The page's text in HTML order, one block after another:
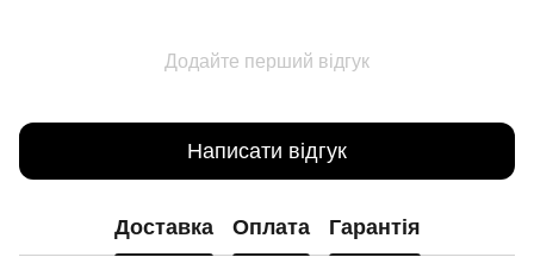
Додайте перший відгук
Написати відгук
Доставка Оплата Гарантія